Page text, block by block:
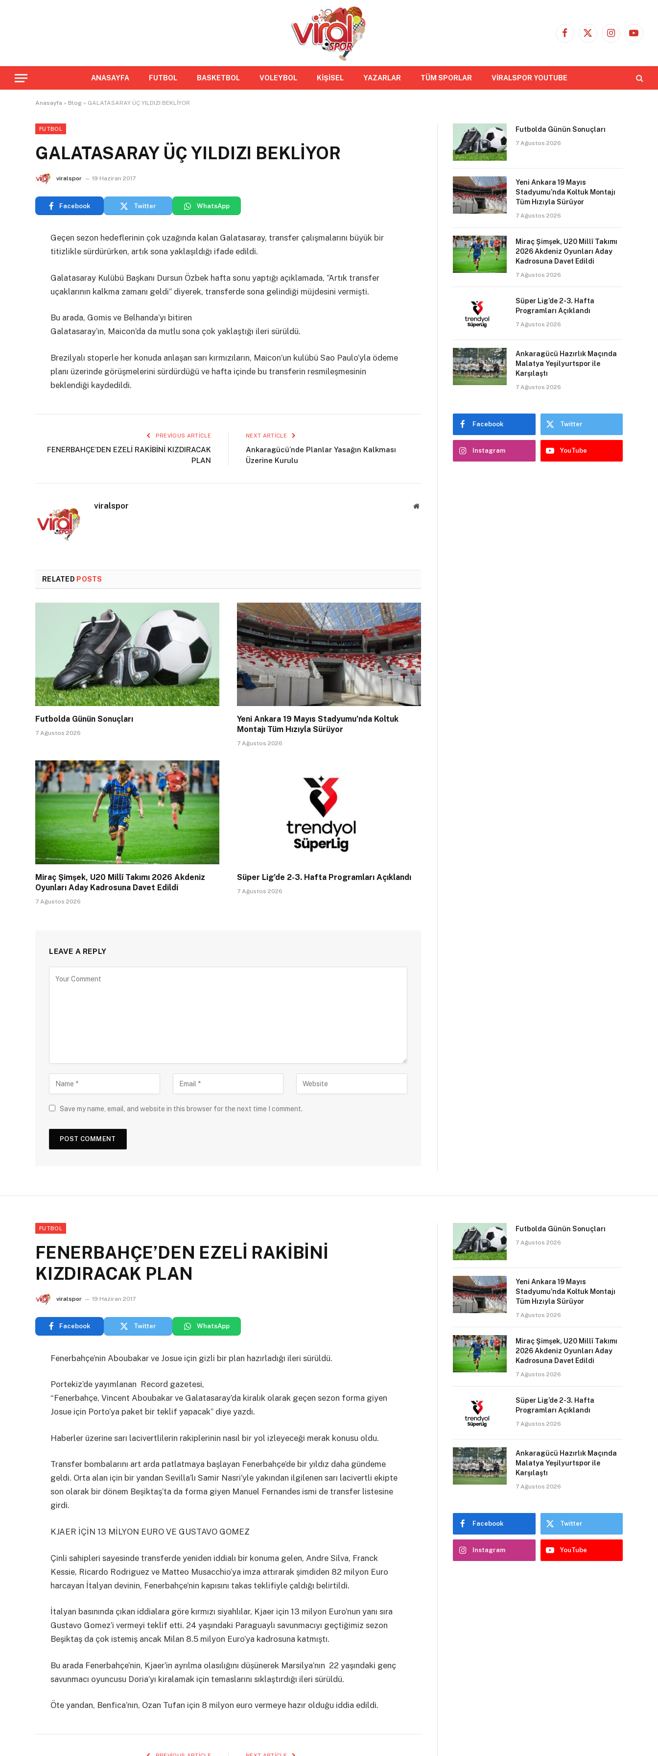
Facebook
X
Instagram
ANASAYFA FUTBOL BASKETBOL VOLEYBOL KİŞİSEL YAZARLAR TÜM SPORLAR VİRALSPOR YOUTUBE
Anasayfa » Blog » GALATASARAY ÜÇ YILDIZI BEKLİYOR
FUTBOL
GALATASARAY ÜÇ YILDIZI BEKLİYOR
viralspor 19 Haziran 2017
Facebook Twitter WhatsApp
Geçen sezon hedeflerinin çok uzağında kalan Galatasaray, transfer çalışmalarını büyük bir
titizlikle sürdürürken, artık sona yaklaşıldığı ifade edildi.
Galatasaray Kulübü Başkanı Dursun Özbek hafta sonu yaptığı açıklamada, ”Artık transfer
uçaklarının kalkma zamanı geldi” diyerek, transferde sona gelindiği müjdesini vermişti.
Bu arada, Gomis ve Belhanda’yı bitiren
Galatasaray’ın, Maicon’da da mutlu sona çok yaklaştığı ileri sürüldü.
Brezilyalı stoperle her konuda anlaşan sarı kırmızıların, Maicon’un kulübü Sao Paulo’yla ödeme
planı üzerinde görüşmelerini sürdürdüğü ve hafta içinde bu transferin resmileşmesinin
beklendiği kaydedildi.
PREVIOUS ARTICLE
FENERBAHÇE’DEN EZELİ RAKİBİNİ KIZDIRACAK
PLAN
NEXT ARTICLE
Ankaragücü’nde Planlar Yasağın Kalkması
Üzerine Kurulu
viralspor Website
RELATED POSTS
Futbolda Günün Sonuçları
7 Ağustos 2026
Yeni Ankara 19 Mayıs Stadyumu’nda Koltuk
Montajı Tüm Hızıyla Sürüyor
7 Ağustos 2026
Miraç Şimşek, U20 Millî Takımı 2026 Akdeniz
Oyunları Aday Kadrosuna Davet Edildi
7 Ağustos 2026
Süper Lig’de 2-3. Hafta Programları Açıklandı
7 Ağustos 2026
LEAVE A REPLY
Save my name, email, and website in this browser for the next time I comment.
Futbolda Günün Sonuçları
7 Ağustos 2026
Yeni Ankara 19 Mayıs
Stadyumu’nda Koltuk Montajı
Tüm Hızıyla Sürüyor
7 Ağustos 2026
Miraç Şimşek, U20 Millî Takımı
2026 Akdeniz Oyunları Aday
Kadrosuna Davet Edildi
7 Ağustos 2026
Süper Lig’de 2-3. Hafta
Programları Açıklandı
7 Ağustos 2026
Ankaragücü Hazırlık Maçında
Malatya Yeşilyurtspor ile
Karşılaştı
7 Ağustos 2026
Facebook Twitter
Instagram YouTube
FUTBOL
FENERBAHÇE’DEN EZELİ RAKİBİNİ
KIZDIRACAK PLAN
viralspor 19 Haziran 2017
Facebook Twitter WhatsApp
Fenerbahçe’nin Aboubakar ve Josue için gizli bir plan hazırladığı ileri sürüldü.
Portekiz’de yayımlanan Record gazetesi,
“Fenerbahçe, Vincent Aboubakar ve Galatasaray’da kiralık olarak geçen sezon forma giyen
Josue için Porto’ya paket bir teklif yapacak” diye yazdı.
Haberler üzerine sarı lacivertlilerin rakiplerinin nasıl bir yol izleyeceği merak konusu oldu.
Transfer bombalarını art arda patlatmaya başlayan Fenerbahçe’de bir yıldız daha gündeme
geldi. Orta alan için bir yandan Sevilla’lı Samir Nasri’yle yakından ilgilenen sarı lacivertli ekipte
son olarak bir dönem Beşiktaş’ta da forma giyen Manuel Fernandes ismi de transfer listesine
girdi.
KJAER İÇİN 13 MİLYON EURO VE GUSTAVO GOMEZ
Çinli sahipleri sayesinde transferde yeniden iddialı bir konuma gelen, Andre Silva, Franck
Kessie, Ricardo Rodriguez ve Matteo Musacchio’ya imza attırarak şimdiden 82 milyon Euro
harcayan İtalyan devinin, Fenerbahçe’nin kapısını takas teklifiyle çaldığı belirtildi.
İtalyan basınında çıkan iddialara göre kırmızı siyahlılar, Kjaer için 13 milyon Euro’nun yanı sıra
Gustavo Gomez’i vermeyi teklif etti. 24 yaşındaki Paraguaylı savunmacıyı geçtiğimiz sezon
Beşiktaş da çok istemiş ancak Milan 8.5 milyon Euro’ya kadrosuna katmıştı.
Bu arada Fenerbahçe’nin, Kjaer’in ayrılma olasılığını düşünerek Marsilya’nın 22 yaşındaki genç
savunmacı oyuncusu Doria’yı kiralamak için temaslarını sıklaştırdığı ileri sürüldü.
Öte yandan, Benfica’nın, Ozan Tufan için 8 milyon euro vermeye hazır olduğu iddia edildi.
Futbolda Günün Sonuçları
7 Ağustos 2026
Yeni Ankara 19 Mayıs
Stadyumu’nda Koltuk Montajı
Tüm Hızıyla Sürüyor
7 Ağustos 2026
Miraç Şimşek, U20 Millî Takımı
2026 Akdeniz Oyunları Aday
Kadrosuna Davet Edildi
7 Ağustos 2026
Süper Lig’de 2-3. Hafta
Programları Açıklandı
7 Ağustos 2026
Ankaragücü Hazırlık Maçında
Malatya Yeşilyurtspor ile
Karşılaştı
7 Ağustos 2026
Facebook Twitter
Instagram YouTube